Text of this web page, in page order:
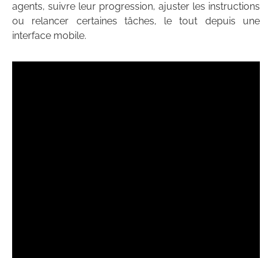
agents, suivre leur progression, ajuster les instructions
ou relancer certaines tâches, le tout depuis une
interface mobile.